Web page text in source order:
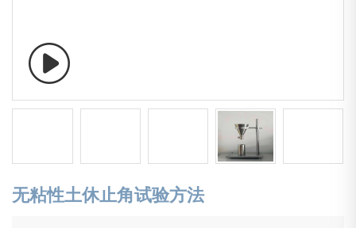
无粘性土休止角试验方法